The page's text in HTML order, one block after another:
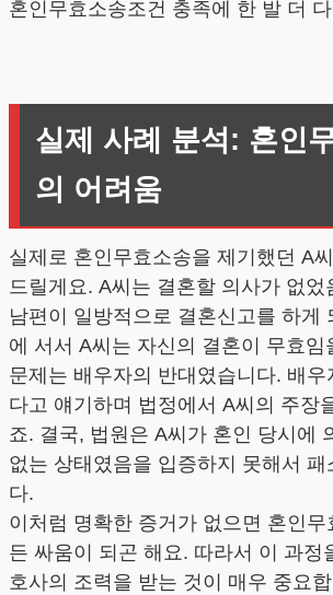
혼인무효소송조건 충족에 한 발 더
실제 사례 분석: 혼인
의 어려움
실제로 혼인무효소송을 제기했던 A
드릴게요. A씨는 결혼할 의사가 없었
남편이 일방적으로 결혼신고를 하게
에 서서 A씨는 자신의 결혼이 무효임
문제는 배우자의 반대였습니다. 배우
다고 얘기하며 법정에서 A씨의 주장
죠. 결국, 법원은 A씨가 혼인 당시에
없는 상태였음을 입증하지 못해서 패
다.
이처럼 명확한 증거가 없으면 혼인무
든 싸움이 되곤 해요. 따라서 이 과정
호사의 조력을 받는 것이 매우 중요